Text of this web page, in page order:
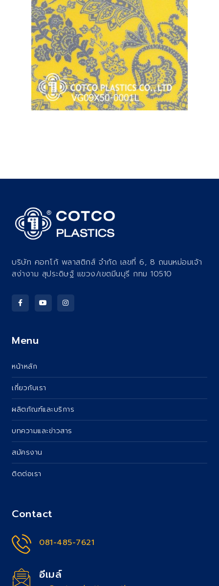
บริษัท คอทโก้ พลาสติกส์ จำกัด เลขที่ 6, 8 ถนนหม่อมเจ้า
สง่างาม สุประดิษฐ์ แขวง/เขตมีนบุรี กทม 10510
Menu
หน้าหลัก
เกี่ยวกับเรา
ผลิตภัณฑ์และบริการ
บทความและข่าวสาร
สมัครงาน
ติดต่อเรา
Contact
081-485-7621
อีเมล์